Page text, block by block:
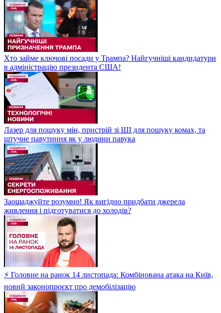
Хто займе ключові посади у Трампа? Найгучніші кандидатури
в адміністрацію президента США!
Лазер для пошуку мін, пристрій зі ШІ для пошуку комах, та
штучне павутиння як у людини павука
Заощаджуйте розумно! Як вигідно придбати джерела
живлення і підготуватися до холодів?
⚡ Головне на ранок 14 листопада: Комбінована атака на Київ,
новий законопроєкт про демобілізацію